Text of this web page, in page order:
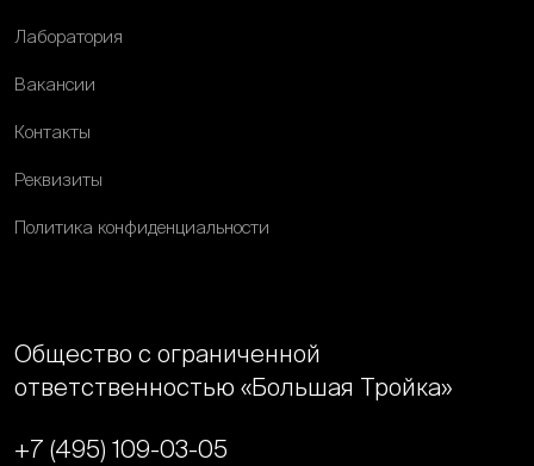
Лаборатория
Вакансии
Контакты
Реквизиты
Политика конфиденциальности
Общество с ограниченной
ответственностью «Большая Тройка»
+7 (495) 109-03-05